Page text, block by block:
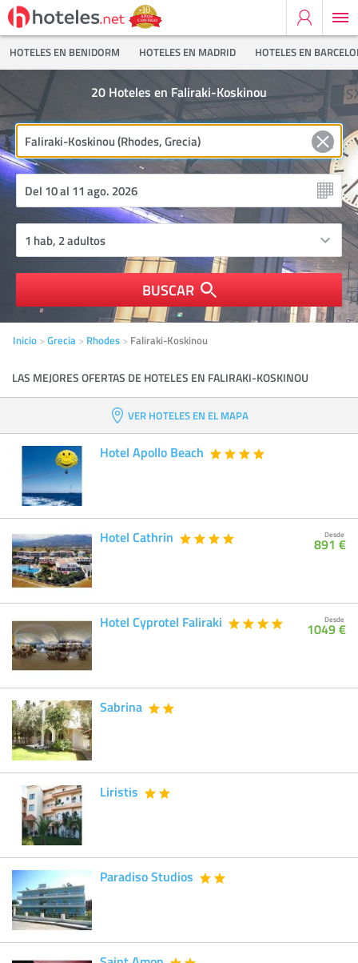
HOTELES EN BENIDORM HOTELES EN MADRID HOTELES EN
Hoteles en Faliraki-Koskinou
20
BUSCAR
Inicio Grecia Rhodes Faliraki-Koskinou
LAS MEJORES OFERTAS DE HOTELES EN FALIRAKI-KOSKINOU
VER HOTELES EN EL MAPA
Hotel Apollo Beach
Hotel Cathrin Desde
891 €
Hotel Cyprotel Faliraki Desde
1049 €
Sabrina
Liristis
Paradiso Studios